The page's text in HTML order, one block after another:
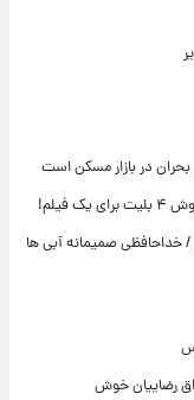
در بازار مسکن است
خداحافظی صمیمانه آبی ها
رضاییان خوش